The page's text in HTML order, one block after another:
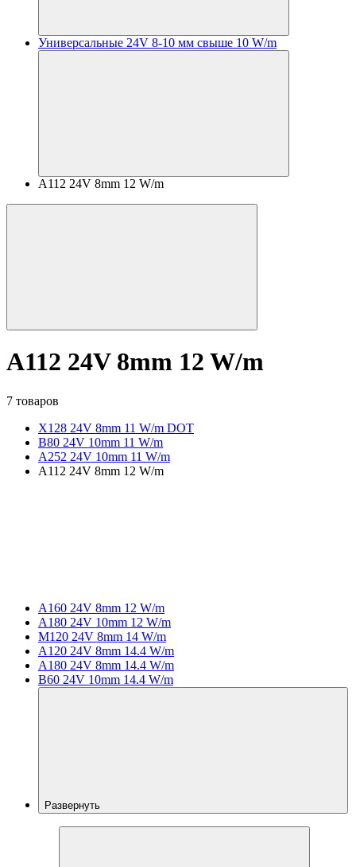
Универсальные 24V 8-10 мм свыше 10 W/m
A112 24V 8mm 12 W/m
A112 24V 8mm 12 W/m
7 товаров
X128 24V 8mm 11 W/m DOT
B80 24V 10mm 11 W/m
A252 24V 10mm 11 W/m
A112 24V 8mm 12 W/m
A160 24V 8mm 12 W/m
A180 24V 10mm 12 W/m
M120 24V 8mm 14 W/m
A120 24V 8mm 14.4 W/m
A180 24V 8mm 14.4 W/m
B60 24V 10mm 14.4 W/m
Развернуть